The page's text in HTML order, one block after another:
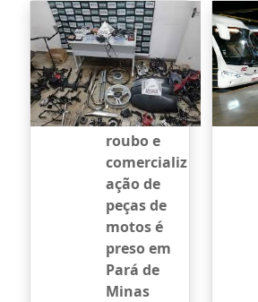
Suspeito de
integrar
quadrilha
especializa
da em
furto,
roubo e
comercializ
ação de
peças de
motos é
preso em
Pará de
Minas